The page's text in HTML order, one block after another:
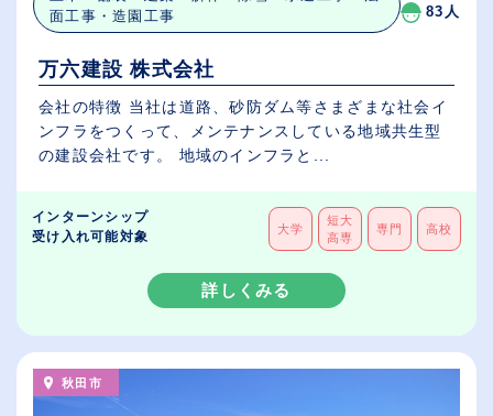
面工事・造園工事
83人
万六建設 株式会社
会社の特徴 当社は道路、砂防ダム等さまざまな社会イ
ンフラをつくって、メンテナンスしている地域共生型
の建設会社です。 地域のインフラと...
インターンシップ
受け入れ可能対象
大学
短大
高専
専門 高校
詳しくみる
秋田市